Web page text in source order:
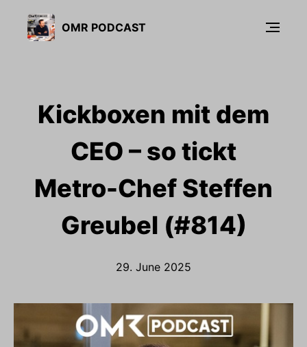
OMR PODCAST
Kickboxen mit dem
CEO – so tickt
Metro-Chef Steffen
Greubel (#814)
29. June 2025